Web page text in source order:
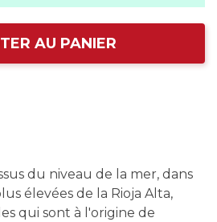
AU PANIER
du niveau de la mer, dans
élevées de la Rioja Alta,
qui sont à l'origine de